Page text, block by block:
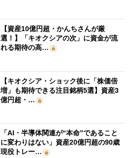
【資産10億円超・かんちさんが厳
選！】「キオクシアの次」に資金が流
れる期待の高…
【キオクシア・ショック後に「株価倍
増」も期待できる注目銘柄5選】資産3
億円超・…
「AI・半導体関連が“本命”であること
に変わりはない」資産20億円超の90歳
現役トレー…